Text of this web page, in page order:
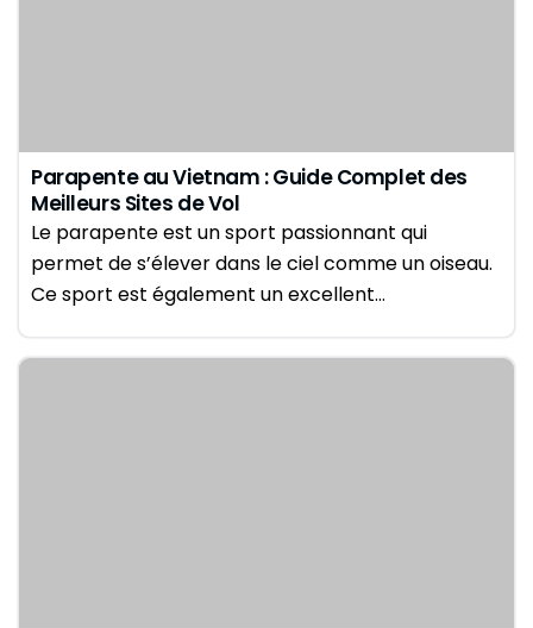
Parapente au Vietnam : Guide Complet des
Meilleurs Sites de Vol
Le parapente est un sport passionnant qui
permet de s’élever dans le ciel comme un oiseau.
Ce sport est également un excellent…